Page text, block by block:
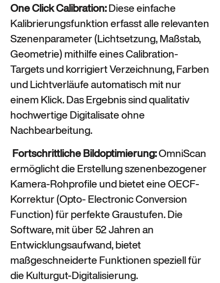
One Click Calibration:Diese einfache
Kalibrierungsfunktion erfasst alle relevanten
Szenenparameter (Lichtsetzung, Maßstab,
Geometrie) mithilfe eines Calibration-
Targets und korrigiert Verzeichnung, Farben
und Lichtverläufe automatisch mit nur
einem Klick. Das Ergebnis sind qualitativ
hochwertige Digitalisate ohne
Nachbearbeitung.
Fortschrittliche Bildoptimierung:OmniScan
ermöglicht die Erstellung szenenbezogener
Kamera-Rohprofile und bietet eine OECF-
Korrektur (Opto- Electronic Conversion
Function) für perfekte Graustufen. Die
Software, mit über 52 Jahren an
Entwicklungsaufwand, bietet
maßgeschneiderte Funktionen speziell für
die Kulturgut-Digitalisierung.